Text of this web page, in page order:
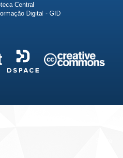
Central
Digital - GID